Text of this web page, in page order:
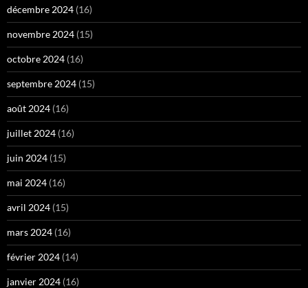
décembre 2024 (16)
novembre 2024 (15)
octobre 2024 (16)
septembre 2024 (15)
août 2024 (16)
juillet 2024 (16)
juin 2024 (15)
mai 2024 (16)
avril 2024 (15)
mars 2024 (16)
février 2024 (14)
janvier 2024 (16)